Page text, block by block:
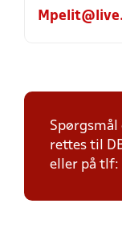
Spørgsmål
rettes til
eller på tlf: